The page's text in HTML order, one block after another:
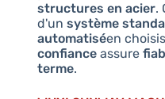
structures en acier.
d'un système
automatiséen
confianceassure
terme.